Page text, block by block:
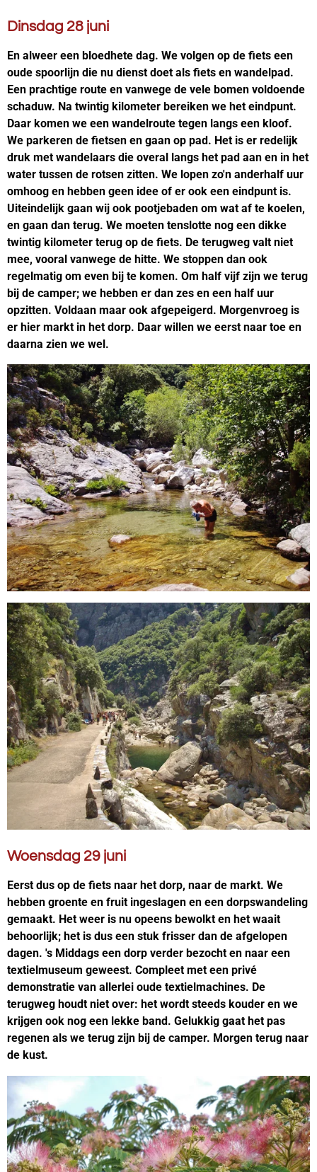
Dinsdag 28 juni
En alweer een bloedhete dag. We volgen op de fiets een
oude spoorlijn die nu dienst doet als fiets en wandelpad.
Een prachtige route en vanwege de vele bomen voldoende
schaduw. Na twintig kilometer bereiken we het eindpunt.
Daar komen we een wandelroute tegen langs een kloof.
We parkeren de fietsen en gaan op pad. Het is er redelijk
druk met wandelaars die overal langs het pad aan en in het
water tussen de rotsen zitten. We lopen zo'n anderhalf uur
omhoog en hebben geen idee of er ook een eindpunt is.
Uiteindelijk gaan wij ook pootjebaden om wat af te koelen,
en gaan dan terug. We moeten tenslotte nog een dikke
twintig kilometer terug op de fiets. De terugweg valt niet
mee, vooral vanwege de hitte. We stoppen dan ook
regelmatig om even bij te komen. Om half vijf zijn we terug
bij de camper; we hebben er dan zes en een half uur
opzitten. Voldaan maar ook afgepeigerd. Morgenvroeg is
er hier markt in het dorp. Daar willen we eerst naar toe en
daarna zien we wel.
Woensdag 29 juni
Eerst dus op de fiets naar het dorp, naar de markt. We
hebben groente en fruit ingeslagen en een dorpswandeling
gemaakt. Het weer is nu opeens bewolkt en het waait
behoorlijk; het is dus een stuk frisser dan de afgelopen
dagen. 's Middags een dorp verder bezocht en naar een
textielmuseum geweest. Compleet met een privé
demonstratie van allerlei oude textielmachines. De
terugweg houdt niet over: het wordt steeds kouder en we
krijgen ook nog een lekke band. Gelukkig gaat het pas
regenen als we terug zijn bij de camper. Morgen terug naar
de kust.